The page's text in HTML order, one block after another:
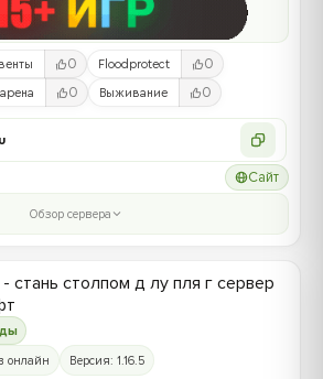
0 Floodprotect 0
0 Выживание 0
Сайт
Обзор сервера
стань столпом д лу пля г сервер
онлайн Версия: 1.16.5